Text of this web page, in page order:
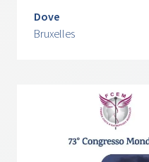
Dove
Bruxelles